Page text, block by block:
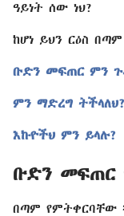
ዓይነት ሰው ነህ?
ከሆነ ይህን ርዕስ
ቡድን መፍጠር ምን
ምን ማድረግ ትችላለህ?
እኩዮችህ ምን ይላሉ?
ቡድን መፍጠር
በጣም የምትቀርባቸው